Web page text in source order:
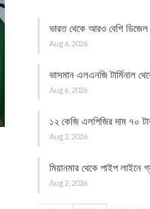
ভারত থেকে আরও বেশি ডিজেল
Aug 6, 2026
ভাসমান এলএনজি টার্মিনাল
Aug 6, 2026
১২ কেজি এলপিজির দাম ৭০
Aug 2, 2026
মিয়ানমার থেকে পাইপ লাইনে
Aug 2, 2026